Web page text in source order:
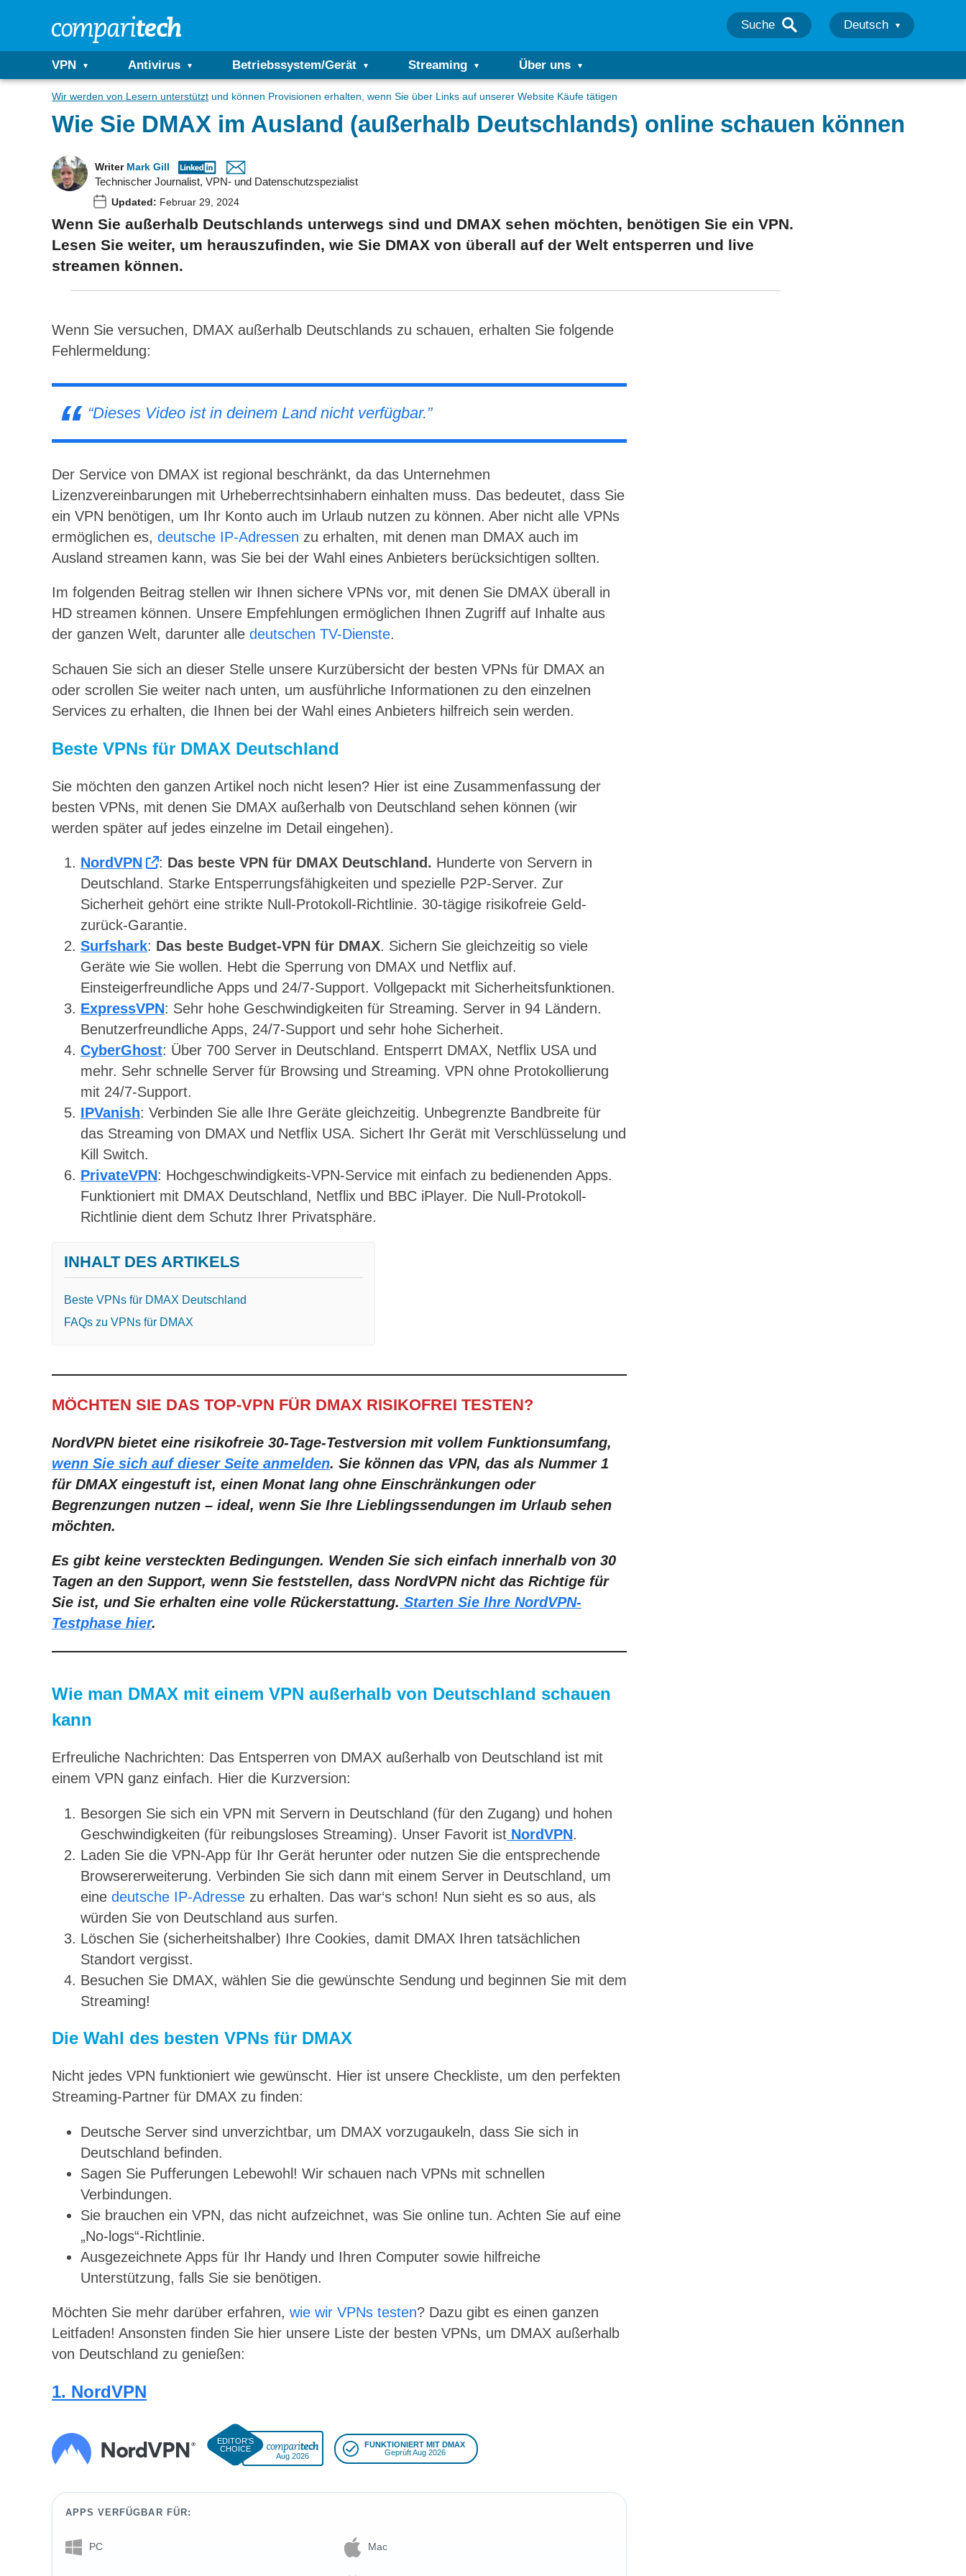
Suche Deutsch
VPN Antivirus Betriebssystem/Gerät Streaming Über uns
Wir werden von Lesern unterstützt und können Provisionen erhalten, wenn Sie über Links auf unserer Website Käufe tätigen
Wie Sie DMAX im Ausland (außerhalb Deutschlands) online schauen können
Writer Mark Gill
Technischer Journalist, VPN- und Datenschutzspezialist
Updated: Februar 29, 2024
Wenn Sie außerhalb Deutschlands unterwegs sind und DMAX sehen möchten, benötigen Sie ein VPN.
Lesen Sie weiter, um herauszufinden, wie Sie DMAX von überall auf der Welt entsperren und live
streamen können.
Wenn Sie versuchen, DMAX außerhalb Deutschlands zu schauen, erhalten Sie folgende
Fehlermeldung:
“Dieses Video ist in deinem Land nicht verfügbar.”
Der Service von DMAX ist regional beschränkt, da das Unternehmen
Lizenzvereinbarungen mit Urheberrechtsinhabern einhalten muss. Das bedeutet, dass Sie
ein VPN benötigen, um Ihr Konto auch im Urlaub nutzen zu können. Aber nicht alle VPNs
ermöglichen es, deutsche IP-Adressen zu erhalten, mit denen man DMAX auch im
Ausland streamen kann, was Sie bei der Wahl eines Anbieters berücksichtigen sollten.
Im folgenden Beitrag stellen wir Ihnen sichere VPNs vor, mit denen Sie DMAX überall in
HD streamen können. Unsere Empfehlungen ermöglichen Ihnen Zugriff auf Inhalte aus
der ganzen Welt, darunter alle deutschen TV-Dienste.
Schauen Sie sich an dieser Stelle unsere Kurzübersicht der besten VPNs für DMAX an
oder scrollen Sie weiter nach unten, um ausführliche Informationen zu den einzelnen
Services zu erhalten, die Ihnen bei der Wahl eines Anbieters hilfreich sein werden.
Beste VPNs für DMAX Deutschland
Sie möchten den ganzen Artikel noch nicht lesen? Hier ist eine Zusammenfassung der
besten VPNs, mit denen Sie DMAX außerhalb von Deutschland sehen können (wir
werden später auf jedes einzelne im Detail eingehen).
NordVPN : Das beste VPN für DMAX Deutschland. Hunderte von Servern in
Deutschland. Starke Entsperrungsfähigkeiten und spezielle P2P-Server. Zur
Sicherheit gehört eine strikte Null-Protokoll-Richtlinie. 30-tägige risikofreie Geld-
zurück-Garantie.
Surfshark: Das beste Budget-VPN für DMAX. Sichern Sie gleichzeitig so viele
Geräte wie Sie wollen. Hebt die Sperrung von DMAX und Netflix auf.
Einsteigerfreundliche Apps und 24/7-Support. Vollgepackt mit Sicherheitsfunktionen.
ExpressVPN: Sehr hohe Geschwindigkeiten für Streaming. Server in 94 Ländern.
Benutzerfreundliche Apps, 24/7-Support und sehr hohe Sicherheit.
CyberGhost: Über 700 Server in Deutschland. Entsperrt DMAX, Netflix USA und
mehr. Sehr schnelle Server für Browsing und Streaming. VPN ohne Protokollierung
mit 24/7-Support.
IPVanish: Verbinden Sie alle Ihre Geräte gleichzeitig. Unbegrenzte Bandbreite für
das Streaming von DMAX und Netflix USA. Sichert Ihr Gerät mit Verschlüsselung und
Kill Switch.
PrivateVPN: Hochgeschwindigkeits-VPN-Service mit einfach zu bedienenden Apps.
Funktioniert mit DMAX Deutschland, Netflix und BBC iPlayer. Die Null-Protokoll-
Richtlinie dient dem Schutz Ihrer Privatsphäre.
INHALT DES ARTIKELS
Beste VPNs für DMAX Deutschland
FAQs zu VPNs für DMAX
MÖCHTEN SIE DAS TOP-VPN FÜR DMAX RISIKOFREI TESTEN?
NordVPN bietet eine risikofreie 30-Tage-Testversion mit vollem Funktionsumfang,
wenn Sie sich auf dieser Seite anmelden. Sie können das VPN, das als Nummer 1
für DMAX eingestuft ist, einen Monat lang ohne Einschränkungen oder
Begrenzungen nutzen – ideal, wenn Sie Ihre Lieblingssendungen im Urlaub sehen
möchten.
Es gibt keine versteckten Bedingungen. Wenden Sie sich einfach innerhalb von 30
Tagen an den Support, wenn Sie feststellen, dass NordVPN nicht das Richtige für
Sie ist, und Sie erhalten eine volle Rückerstattung. Starten Sie Ihre NordVPN-
Testphase hier.
Wie man DMAX mit einem VPN außerhalb von Deutschland schauen
kann
Erfreuliche Nachrichten: Das Entsperren von DMAX außerhalb von Deutschland ist mit
einem VPN ganz einfach. Hier die Kurzversion:
Besorgen Sie sich ein VPN mit Servern in Deutschland (für den Zugang) und hohen
Geschwindigkeiten (für reibungsloses Streaming). Unser Favorit ist NordVPN.
Laden Sie die VPN-App für Ihr Gerät herunter oder nutzen Sie die entsprechende
Browsererweiterung. Verbinden Sie sich dann mit einem Server in Deutschland, um
eine deutsche IP-Adresse zu erhalten. Das war‘s schon! Nun sieht es so aus, als
würden Sie von Deutschland aus surfen.
Löschen Sie (sicherheitshalber) Ihre Cookies, damit DMAX Ihren tatsächlichen
Standort vergisst.
Besuchen Sie DMAX, wählen Sie die gewünschte Sendung und beginnen Sie mit dem
Streaming!
Die Wahl des besten VPNs für DMAX
Nicht jedes VPN funktioniert wie gewünscht. Hier ist unsere Checkliste, um den perfekten
Streaming-Partner für DMAX zu finden:
Deutsche Server sind unverzichtbar, um DMAX vorzugaukeln, dass Sie sich in
Deutschland befinden.
Sagen Sie Pufferungen Lebewohl! Wir schauen nach VPNs mit schnellen
Verbindungen.
Sie brauchen ein VPN, das nicht aufzeichnet, was Sie online tun. Achten Sie auf eine
„No-logs“-Richtlinie.
Ausgezeichnete Apps für Ihr Handy und Ihren Computer sowie hilfreiche
Unterstützung, falls Sie sie benötigen.
Möchten Sie mehr darüber erfahren, wie wir VPNs testen? Dazu gibt es einen ganzen
Leitfaden! Ansonsten finden Sie hier unsere Liste der besten VPNs, um DMAX außerhalb
von Deutschland zu genießen:
1. NordVPN
Aug 2026
FUNKTIONIERT MIT DMAX
Geprüft Aug 2026
APPS VERFÜGBAR FÜR:
PC Mac